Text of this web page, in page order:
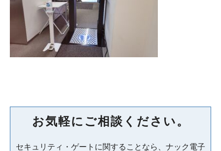
お気軽にご相談ください。
セキュリティ・ゲートに関することなら、ナック電子